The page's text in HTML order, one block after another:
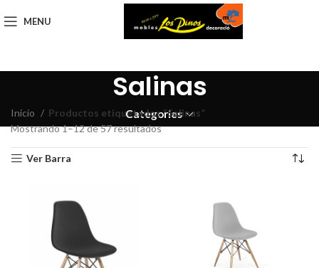
MENU
Salinas
Categories
Inicio
Productos etiquetados “Salinas”
Mostrando 1–12 de 57 resultados
Ver Barra